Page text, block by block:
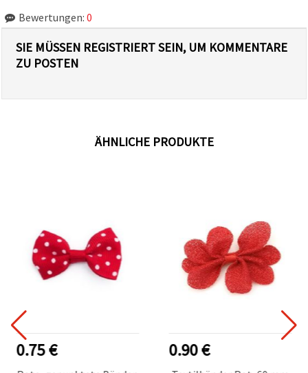
Bewertungen: 0
SIE MÜSSEN REGISTRIERT SEIN, UM KOMMENTARE
ZU POSTEN
ÄHNLICHE PRODUKTE
0.75 € 0.90 €